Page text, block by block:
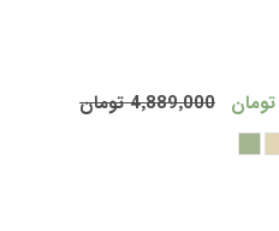
خرید 4٬889٬000 تومان